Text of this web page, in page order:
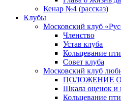
Кенар №4 (рассказ)
Клубы
Московский клуб
Членство
Устав клуба
Кольцевание
Совет клуба
Московский клуб
ПОЛОЖЕНИЕ
Шкала оценок и
Кольцевание